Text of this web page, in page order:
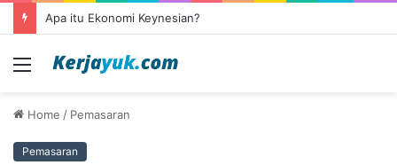
Apa itu Ekonomi Keynesian?
Menu
Home / Pemasaran
Pemasaran